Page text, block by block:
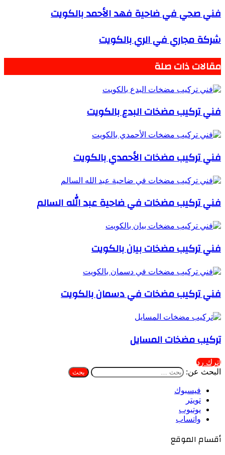
فني صحي في ضاحية فهد الأحمد بالكويت
شركة مجاري في الري بالكويت
مقالات ذات صلة
فني تركيب مضخات البدع بالكويت
فني تركيب مضخات الأحمدي بالكويت
فني تركيب مضخات في ضاحية عبد الله السالم
فني تركيب مضخات بيان بالكويت
فني تركيب مضخات في دسمان بالكويت
تركيب مضخات المسايل
اترك رد
البحث عن:
فيسبوك
تويتر
يوتيوب
واتساب
أقسام الموقع